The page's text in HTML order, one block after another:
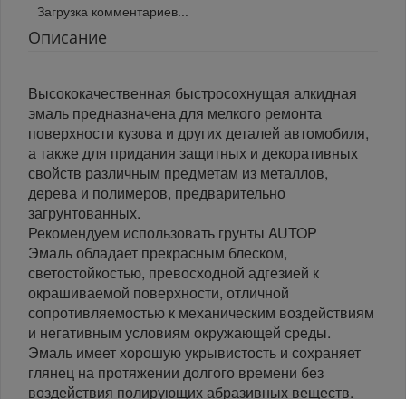
Загрузка комментариев...
Описание
Высококачественная быстросохнущая алкидная
эмаль предназначена для мелкого ремонта
поверхности кузова и других деталей автомобиля,
а также для придания защитных и декоративных
свойств различным предметам из металлов,
дерева и полимеров, предварительно
загрунтованных.
Рекомендуем использовать грунты AUTOP
Эмаль обладает прекрасным блеском,
светостойкостью, превосходной адгезией к
окрашиваемой поверхности, отличной
сопротивляемостью к механическим воздействиям
и негативным условиям окружающей среды.
Эмаль имеет хорошую укрывистость и сохраняет
глянец на протяжении долгого времени без
воздействия полирующих абразивных веществ.